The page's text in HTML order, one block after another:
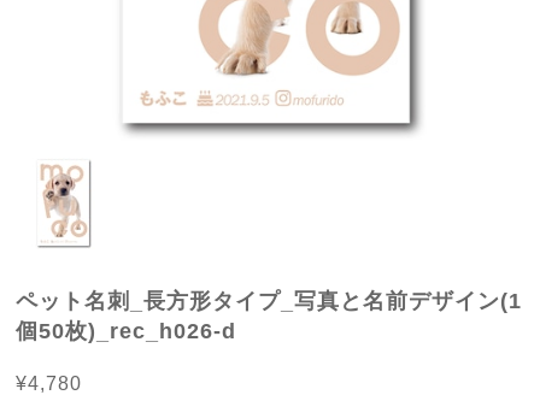
ペット名刺_長方形タイプ_写真と名前デザイン(1
個50枚)_rec_h026-d
¥4,780